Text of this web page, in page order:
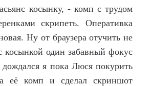
косынку, - комп с трудом
скрипеть. Оперативка
Ну от браузера отучить не
косынкой один забавный фокус
я пока Люся покурить
её комп и сделал скриншот